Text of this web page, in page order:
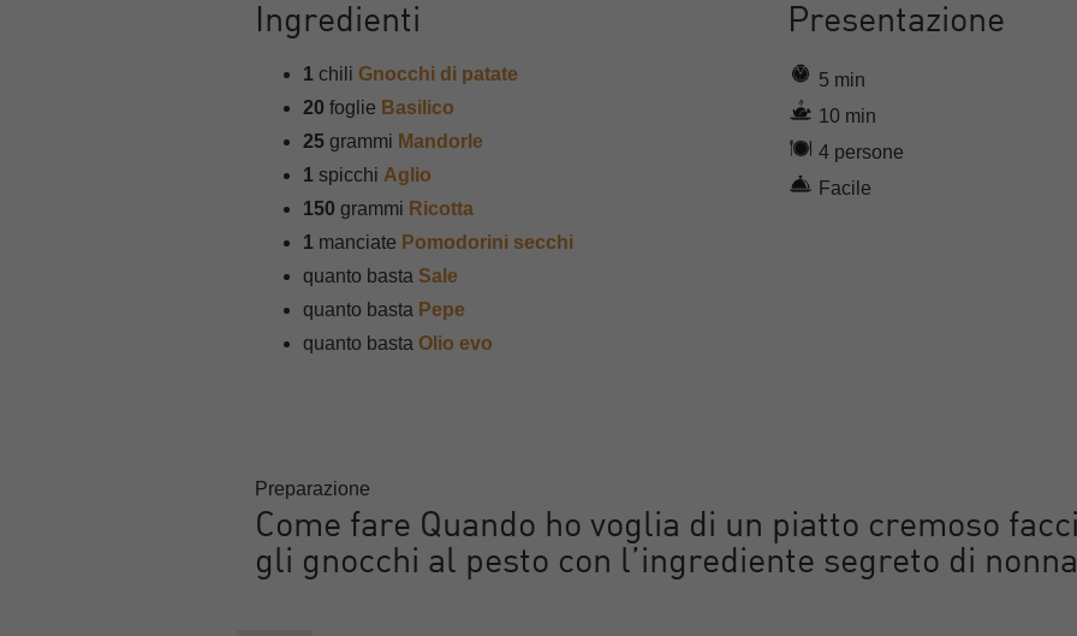
Ingredienti
1 chili Gnocchi di patate
20 foglie Basilico
25 grammi Mandorle
1 spicchi Aglio
150 grammi Ricotta
1 manciate Pomodorini secchi
quanto basta Sale
quanto basta Pepe
quanto basta Olio evo
Presentazione
5 min
10 min
4 persone
Facile
Preparazione
Come fare Quando ho voglia di un piatto cremoso
gli gnocchi al pesto con l’ingrediente segreto di nonna